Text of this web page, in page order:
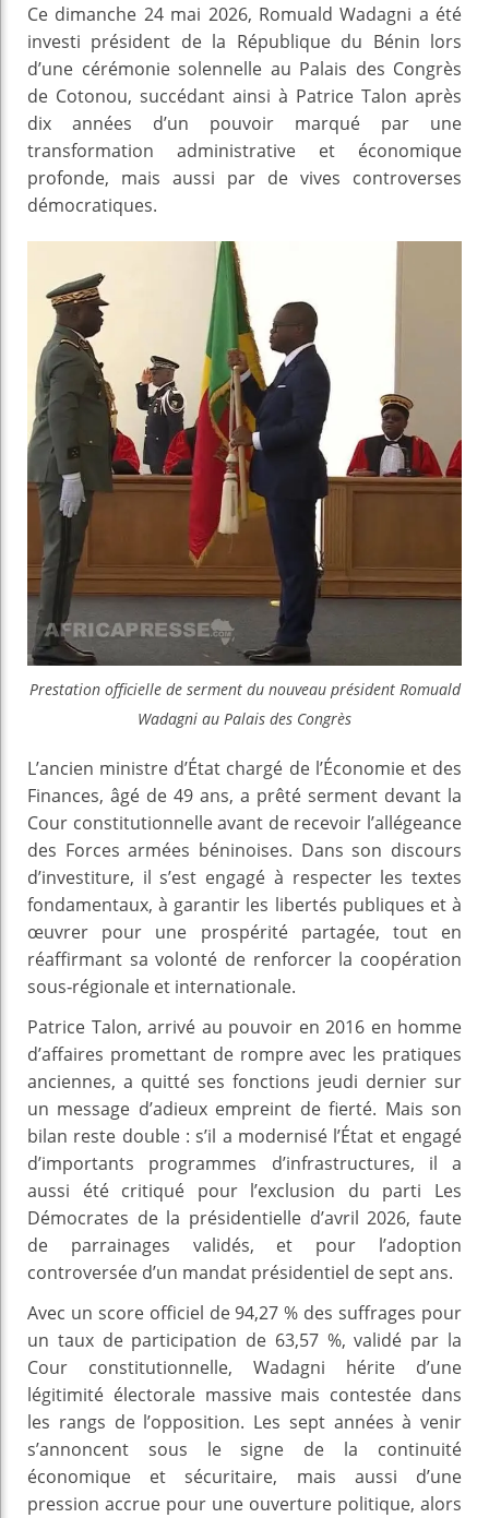
Ce dimanche 24 mai 2026, Romuald Wadagni a été
investi président de la République du Bénin lors
d’une cérémonie solennelle au Palais des Congrès
de Cotonou, succédant ainsi à Patrice Talon après
dix années d’un pouvoir marqué par une
transformation administrative et économique
profonde, mais aussi par de vives controverses
démocratiques.
Prestation officielle de serment du nouveau président Romuald
Wadagni au Palais des Congrès
L’ancien ministre d’État chargé de l’Économie et des
Finances, âgé de 49 ans, a prêté serment devant la
Cour constitutionnelle avant de recevoir l’allégeance
des Forces armées béninoises. Dans son discours
d’investiture, il s’est engagé à respecter les textes
fondamentaux, à garantir les libertés publiques et à
œuvrer pour une prospérité partagée, tout en
réaffirmant sa volonté de renforcer la coopération
sous‑régionale et internationale.
Patrice Talon, arrivé au pouvoir en 2016 en homme
d’affaires promettant de rompre avec les pratiques
anciennes, a quitté ses fonctions jeudi dernier sur
un message d’adieux empreint de fierté. Mais son
bilan reste double : s’il a modernisé l’État et engagé
d’importants programmes d’infrastructures, il a
aussi été critiqué pour l’exclusion du parti Les
Démocrates de la présidentielle d’avril 2026, faute
de parrainages validés, et pour l’adoption
controversée d’un mandat présidentiel de sept ans.
Avec un score officiel de 94,27 % des suffrages pour
un taux de participation de 63,57 %, validé par la
Cour constitutionnelle, Wadagni hérite d’une
légitimité électorale massive mais contestée dans
les rangs de l’opposition. Les sept années à venir
s’annoncent sous le signe de la continuité
économique et sécuritaire, mais aussi d’une
pression accrue pour une ouverture politique, alors